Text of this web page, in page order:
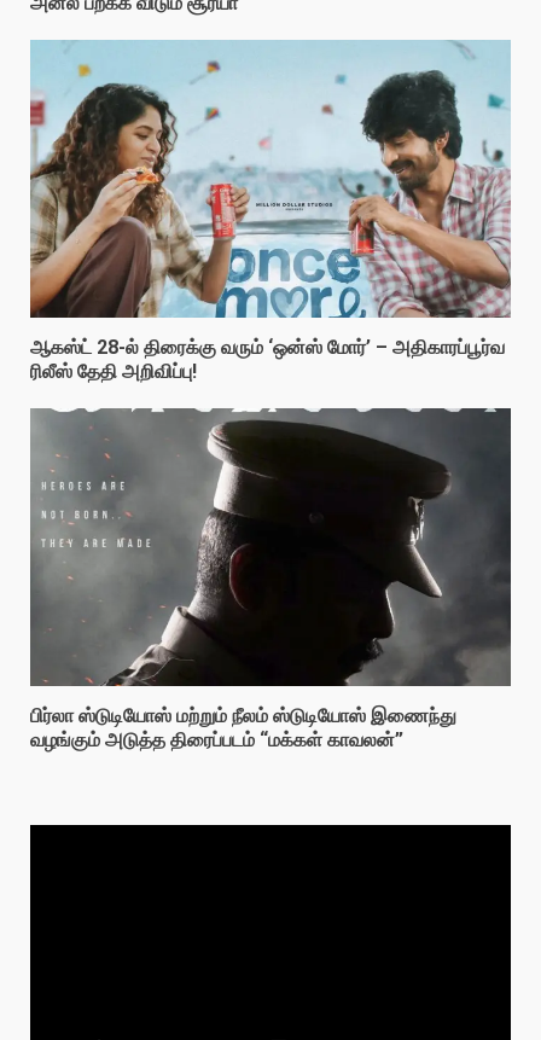
ஆகஸ்ட் 28-ல் திரைக்கு வரும் ‘ஒன்ஸ் மோர்’ – அதிகாரப்பூர்வ
ரிலீஸ் தேதி அறிவிப்பு!
பிர்லா ஸ்டுடியோஸ் மற்றும் நீலம் ஸ்டுடியோஸ் இணைந்து
வழங்கும் அடுத்த திரைப்படம் “மக்கள் காவலன்”